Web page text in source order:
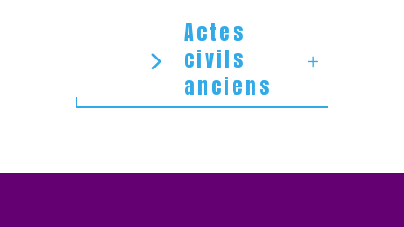
Actes
civils
anciens